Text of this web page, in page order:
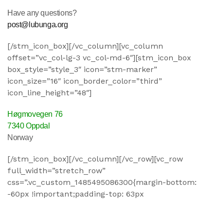
Have any questions?
post@lubunga.org
[/stm_icon_box][/vc_column][vc_column
offset=”vc_col-lg-3 vc_col-md-6″][stm_icon_box
box_style=”style_3″ icon=”stm-marker”
icon_size=”16″ icon_border_color=”third”
icon_line_height=”48″]
Høgmovegen 76
7340 Oppdal
Norway
[/stm_icon_box][/vc_column][/vc_row][vc_row
full_width=”stretch_row”
css=”.vc_custom_1485495086300{margin-bottom:
-60px !important;padding-top: 63px